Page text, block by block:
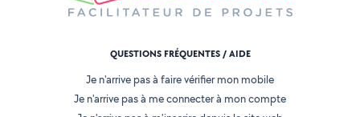
QUESTIONS FRÉQUENTES / AIDE
Je n'arrive pas à faire vérifier mon mobile
Je n'arrive pas à me connecter à mon compte